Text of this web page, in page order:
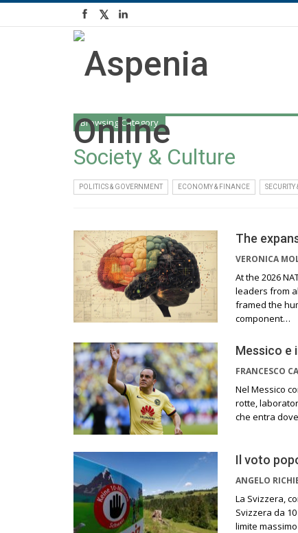
Browsing Category
Society & Culture
POLITICS & GOVERNMENT ECONOMY & FINANCE
The
VERONICA
At the 2026
leaders from
framed the
component…
Messico e
FRANCESCO
Nel Messico
rotte,
che entra
Il voto
ANGELO
La Svizzera,
Svizzera da
limite